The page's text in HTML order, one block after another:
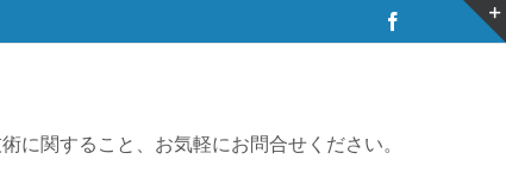
に関すること、お気軽にお問合せください。